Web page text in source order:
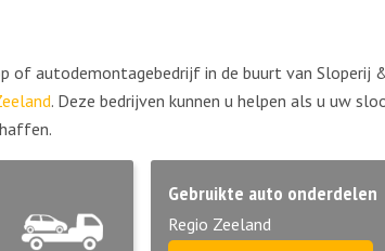
of autodemontagebedrijf in de buurt van Sloperij
. Deze bedrijven kunnen u helpen als u uw
Gebruikte auto onderdelen
Regio Zeeland